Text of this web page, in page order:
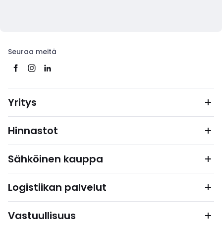
Seuraa meitä
Yritys
Hinnastot
Sähköinen kauppa
Logistiikan palvelut
Vastuullisuus